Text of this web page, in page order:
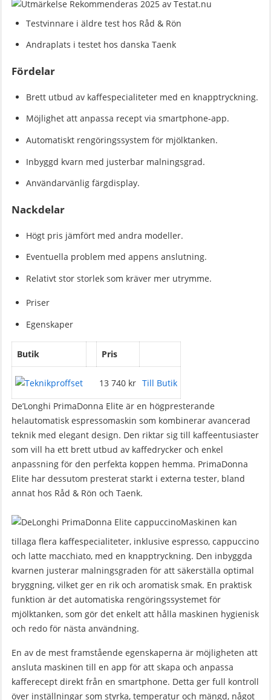
Testvinnare i äldre test hos Råd & Rön
Andraplats i testet hos danska Taenk
Fördelar
Brett utbud av kaffespecialiteter med en knapptryckning.
Möjlighet att anpassa recept via smartphone-app.
Automatiskt rengöringssystem för mjölktanken.
Inbyggd kvarn med justerbar malningsgrad.
Användarvänlig färgdisplay.
Nackdelar
Högt pris jämfört med andra modeller.
Eventuella problem med appens anslutning.
Relativt stor storlek som kräver mer utrymme.
Priser
Egenskaper
Butik Pris
13 740 kr Till Butik
De’Longhi PrimaDonna Elite är en högpresterande
helautomatisk espressomaskin som kombinerar avancerad
teknik med elegant design. Den riktar sig till kaffeentusiaster
som vill ha ett brett utbud av kaffedrycker och enkel
anpassning för den perfekta koppen hemma. PrimaDonna
Elite har dessutom presterat starkt i externa tester, bland
annat hos Råd & Rön och Taenk.
Maskinen kan
tillaga flera kaffespecialiteter, inklusive espresso, cappuccino
och latte macchiato, med en knapptryckning. Den inbyggda
kvarnen justerar malningsgraden för att säkerställa optimal
bryggning, vilket ger en rik och aromatisk smak. En praktisk
funktion är det automatiska rengöringssystemet för
mjölktanken, som gör det enkelt att hålla maskinen hygienisk
och redo för nästa användning.
En av de mest framstående egenskaperna är möjligheten att
ansluta maskinen till en app för att skapa och anpassa
kafferecept direkt från en smartphone. Detta ger full kontroll
över inställningar som styrka, temperatur och mängd, något